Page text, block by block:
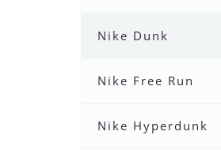
Nike Dunk
Nike Free Run
Nike Hyperdunk